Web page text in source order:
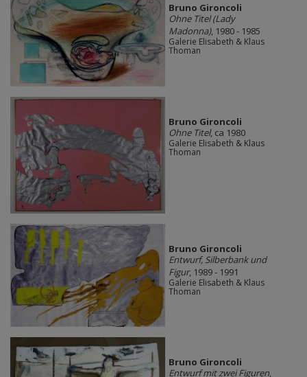
Bruno Gironcoli
Ohne Titel (Lady
Madonna), 1980 - 1985
Galerie Elisabeth & Klaus
Thoman
Bruno Gironcoli
Ohne Titel, ca 1980
Galerie Elisabeth & Klaus
Thoman
Bruno Gironcoli
Entwurf, Silberbank und
Figur, 1989 - 1991
Galerie Elisabeth & Klaus
Thoman
Bruno Gironcoli
Entwurf mit zwei Figuren,